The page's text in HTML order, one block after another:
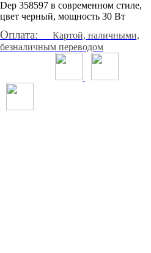
Оплата: Картой, наличными,
безналичным переводом